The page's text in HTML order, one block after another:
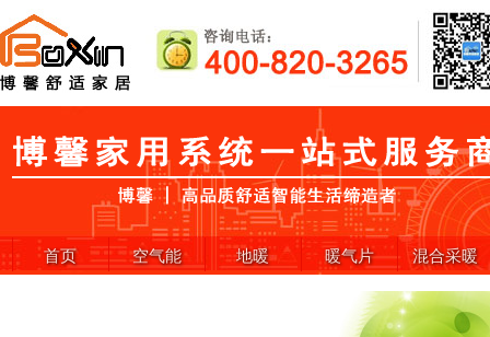
首页 空气能 地暖 暖气片 混合采暖